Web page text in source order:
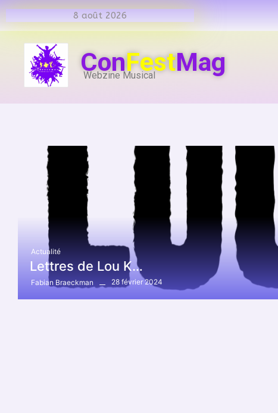
8 août 2026
ConFestMag
Webzine Musical
Actualité
Lettres de Lou K…
Fabian Braeckman 28 février 2024